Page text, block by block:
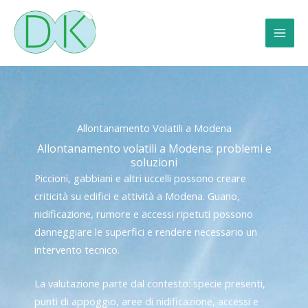
contenuto
Allontanamento Volatili a Modena
Allontanamento volatili a Modena: problemi e
soluzioni
Piccioni, gabbiani e altri uccelli possono creare
criticità su edifici e attività a Modena. Guano,
nidificazione, rumore e accessi ripetuti possono
danneggiare le superfici e rendere necessario un
intervento tecnico.
La valutazione parte dal contesto: specie presenti,
punti di appoggio, aree di nidificazione, accessi e